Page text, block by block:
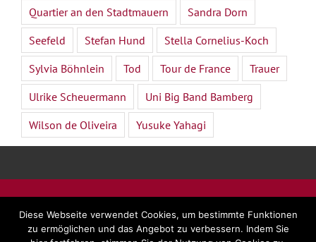
Quartier an den Stadtmauern
Sandra Dorn
Seefeld
Stefan Hund
Stella Cornelius-Koch
Sylvia Böhnlein
Tod Tour de France
Trauer
Ulrike Scheuermann
Uni Big Band Bamberg
Wilson de Oliveira
Yusuke Yahagi
©2026 - Dr. Beate Forsbach |Impressum|AGB|
Datenschutz
Diese Webseite verwendet Cookies, um bestimmte Funktionen
zu ermöglichen und das Angebot zu verbessern. Indem Sie